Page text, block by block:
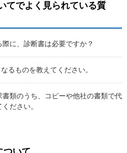
てでよく見られている質
に、診断書は必要ですか？
るものを教えてください。
類のうち、コピーや他社の書類で代
ださい。